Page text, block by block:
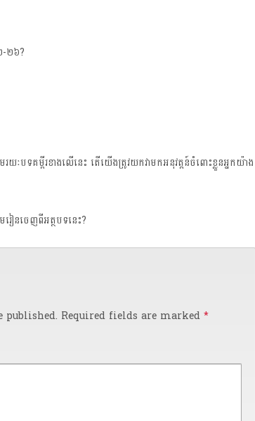
-២៦?
យៈ​បទ​គម្ពីរ​ខាង​លើ​នេះ តើ​យើង​ត្រូវ​យក​វា​មក​អនុវត្តន៍​​ចំពោះ​ខ្លួន​អ្នក​យ៉ាង​
េរៀន​ចេញ​ពី​អត្ថបទ​នេះ?
Required fields are marked *